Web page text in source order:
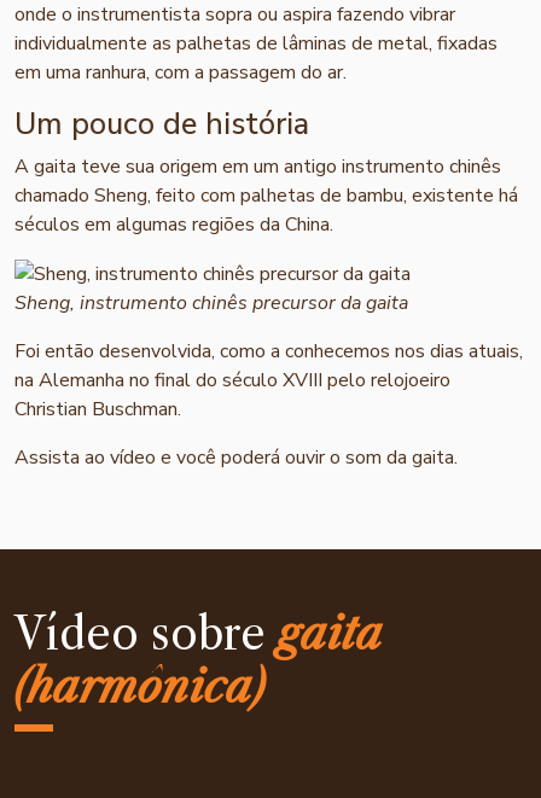
onde o instrumentista sopra ou aspira fazendo vibrar
individualmente as palhetas de lâminas de metal, fixadas
em uma ranhura, com a passagem do ar.
Um pouco de história
A gaita teve sua origem em um antigo instrumento chinês
chamado Sheng, feito com palhetas de bambu, existente há
séculos em algumas regiões da China.
Sheng, instrumento chinês precursor da gaita
Foi então desenvolvida, como a conhecemos nos dias atuais,
na Alemanha no final do século XVIII pelo relojoeiro
Christian Buschman.
Assista ao vídeo e você poderá ouvir o som da gaita.
Vídeo sobregaita
(harmônica)